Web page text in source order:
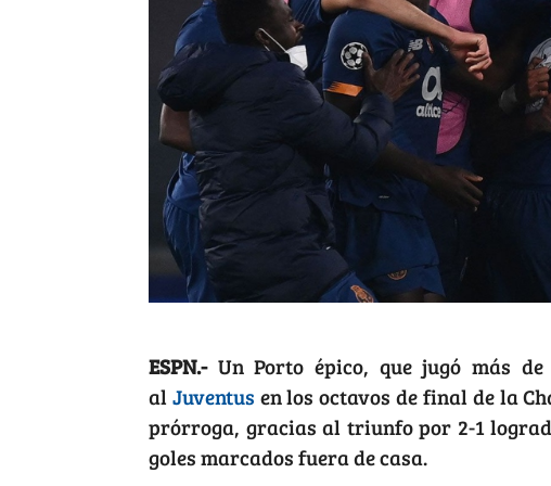
ESPN.- Un Porto épico, que jugó más
al Juventus en los octavos de final de la
prórroga, gracias al triunfo por 2-1
goles marcados fuera de casa.